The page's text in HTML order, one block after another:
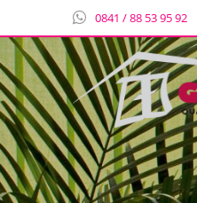
0841 / 88 53 95 92